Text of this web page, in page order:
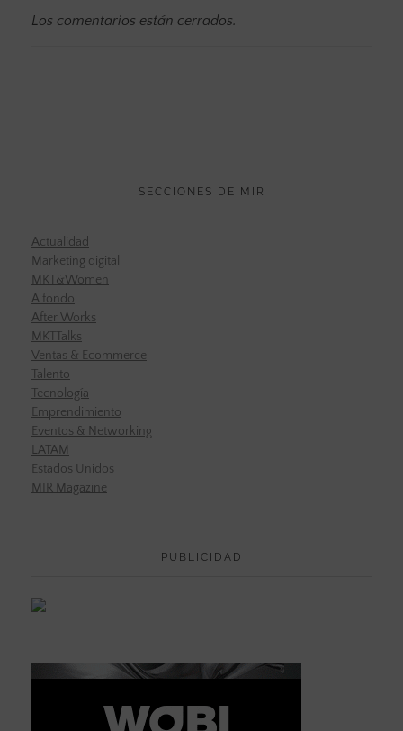
Los comentarios están cerrados.
SECCIONES DE MIR
Actualidad
Marketing digital
MKT&Women
A fondo
After Works
MKTTalks
Ventas & Ecommerce
Talento
Tecnología
Emprendimiento
Eventos & Networking
LATAM
Estados Unidos
MIR Magazine
PUBLICIDAD